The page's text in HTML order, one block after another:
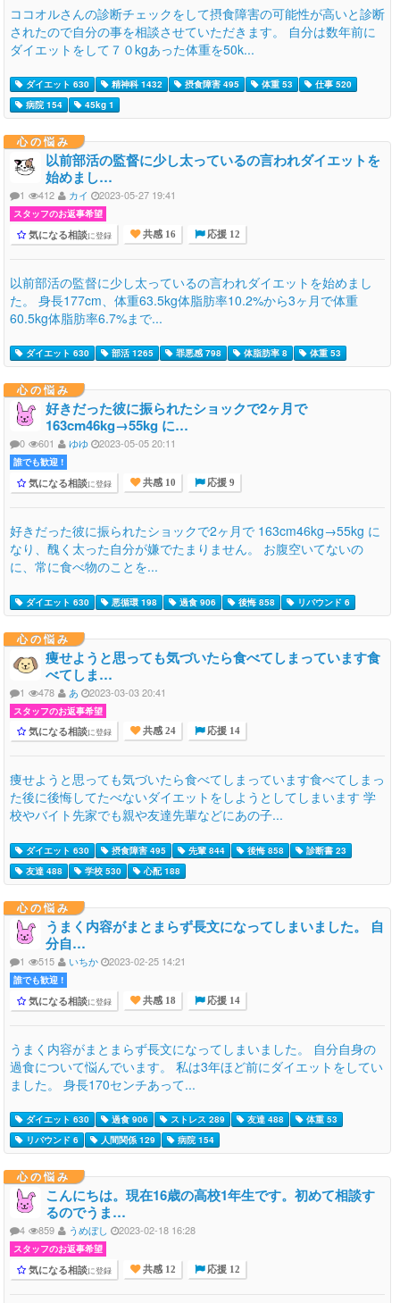
ココオルさんの診断チェックをして摂食障害の可能性が高いと診断
されたので自分の事を相談させていただきます。 自分は数年前に
ダイエットをして７０kgあった体重を50k...
ダイエット 630 精神科 1432 摂食障害 495 体重 53
仕事 520
病院 154
45kg 1
心の悩み
以前部活の監督に少し太っているの言われダイエットを
始めまし…
1 412 カイ 2023-05-27 19:41
スタッフのお返事希望
気になる相談に登録 共感 16 応援 12
以前部活の監督に少し太っているの言われダイエットを始めまし
た。 身長177cm、体重63.5kg体脂肪率10.2%から3ヶ月で体重
60.5kg体脂肪率6.7%まで...
ダイエット 630 部活 1265 罪悪感 798 体脂肪率 8 体重 53
心の悩み
好きだった彼に振られたショックで2ヶ月で
163cm46kg→55kg に…
0 601 ゆゆ 2023-05-05 20:11
誰でも歓迎 !
気になる相談に登録 共感 10 応援 9
好きだった彼に振られたショックで2ヶ月で 163cm46kg→55kg に
なり、醜く太った自分が嫌でたまりません。 お腹空いてないの
に、常に食べ物のことを...
ダイエット 630 悪循環 198 過食 906 後悔 858 リバウンド 6
心の悩み
痩せようと思っても気づいたら食べてしまっています食
べてしま…
1 478 あ 2023-03-03 20:41
スタッフのお返事希望
気になる相談に登録 共感 24 応援 14
痩せようと思っても気づいたら食べてしまっています食べてしまっ
た後に後悔してたべないダイエットをしようとしてしまいます 学
校やバイト先家でも親や友達先輩などにあの子...
ダイエット 630 摂食障害 495 先輩 844 後悔 858
診断書 23
友達 488
学校 530 心配 188
心の悩み
うまく内容がまとまらず長文になってしまいました。 自
分自…
1 515 いちか 2023-02-25 14:21
誰でも歓迎 !
気になる相談に登録 共感 18 応援 14
うまく内容がまとまらず長文になってしまいました。 自分自身の
過食について悩んでいます。 私は3年ほど前にダイエットをしてい
ました。 身長170センチあって...
ダイエット 630 過食 906 ストレス 289 友達 488
体重 53
リバウンド 6
人間関係 129 病院 154
心の悩み
こんにちは。現在16歳の高校1年生です。初めて相談す
るのでうま…
4 859 うめぼし 2023-02-18 16:28
スタッフのお返事希望
気になる相談に登録 共感 12 応援 12